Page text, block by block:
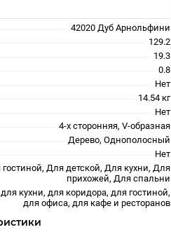
42020 Дуб Арнольфини
129.2
19.3
0.8
Нет
14.54 кг
Нет
4-х сторонняя, V-образная
Дерево, Однополосный
Нет
Для детской, Для кухни, Для
прихожей, Для спальни
кухни, для коридора, для гостиной,
для офиса, для кафе и ресторанов